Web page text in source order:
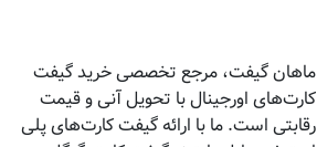
ماهان گیفت، مرجع تخصصی خرید گیفت
کارت‌های اورجینال با تحویل آنی و قیمت
رقابتی است. ما با ارائه گیفت کارت‌های پلی